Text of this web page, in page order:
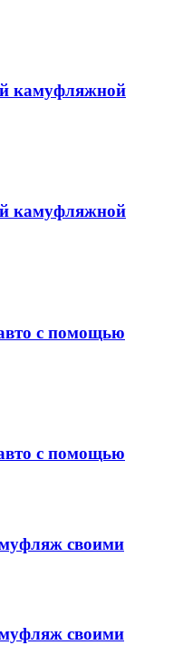
камуфляжной
камуфляжной
с помощью
с помощью
своими
своими